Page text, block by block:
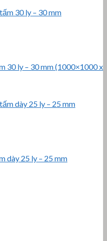
30 ly – 30 mm (1000×1000 x
dày 25 ly – 25 mm